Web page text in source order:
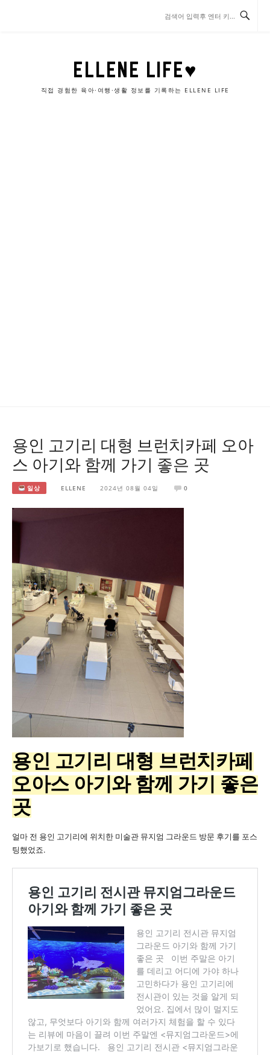
ELLENE LIFE♥
직접 경험한 육아·여행·생활 정보를 기록하는 ELLENE LIFE
용인 고기리 대형 브런치카페 오아
스 아기와 함께 가기 좋은 곳
일상 ELLENE 2024년 08월 04일 0
용인 고기리 대형 브런치카페
오아스 아기와 함께 가기 좋은
곳
얼마 전 용인 고기리에 위치한 미술관 뮤지엄 그라운드 방문 후기를 포스
팅했었죠.